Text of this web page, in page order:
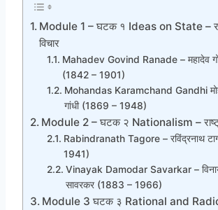
Module 1 – घटक १ Ideas on State –
विचार
Mahadev Govind Ranade – महादेव
(1842 – 1901)
Mohandas Karamchand Gandhi
गांधी (1869 – 1948)
Module 2 – घटक २ Nationalism –
Rabindranath Tagore – रविंद्रनाथ
1941)
Vinayak Damodar Savarkar –
सावरकर (1883 – 1966)
Module 3 घटक ३ Rational and